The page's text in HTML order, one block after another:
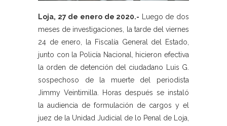
Loja, 27 de enero de 2020.- Luego de dos
meses de investigaciones, la tarde del viernes
24 de enero, la Fiscalía General del Estado,
junto con la Policía Nacional, hicieron efectiva
la orden de detención del ciudadano Luis G.
sospechoso de la muerte del periodista
Jimmy Veintimilla. Horas después se instaló
la audiencia de formulación de cargos y el
juez de la Unidad Judicial de lo Penal de Loja,